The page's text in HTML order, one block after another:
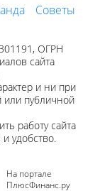
Советы
ОГРН
сайта
и ни при
или публичной
работу сайта
удобство.
На портале
ПлюсФинанс.ру